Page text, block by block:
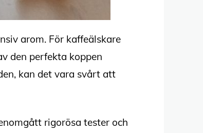
arom. För kaffeälskare
den perfekta koppen
kan det vara svårt att
rigorösa tester och